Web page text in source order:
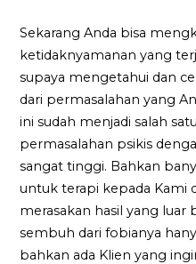
Sekarang Anda bisa
ketidaknyamanan yang
supaya mengetahui dan
dari permasalahan yang
ini sudah menjadi salah
permasalahan psikis
sangat tinggi. Bahkan
untuk terapi kepada Kami
merasakan hasil yang luar
sembuh dari fobianya
bahkan ada Klien yang